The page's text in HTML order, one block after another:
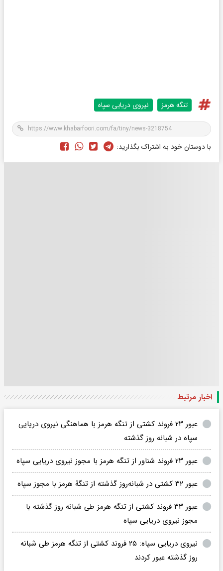
تنگه هرمز نیروی دریایی سپاه
با دوستان خود به اشتراک بگذارید:
اخبار مرتبط
عبور ۲۳ فروند کشتی از تنگه هرمز با هماهنگی نیروی دریایی
سپاه در شبانه روز گذشته
عبور ۲۳ فروند شناور از تنگه هرمز با مجوز نیروی دریایی سپاه
عبور ۳۲ کشتی در شبانه‌روز گذشته از تنگهٔ هرمز با مجوز سپاه
عبور ۳۳ فروند کشتی از تنگه هرمز طی شبانه روز گذشته با
مجوز نیروی دریایی سپاه
نیروی دریایی سپاه: ۲۵ فروند کشتی از تنگه هرمز طی شبانه
روز گذشته عبور کردند